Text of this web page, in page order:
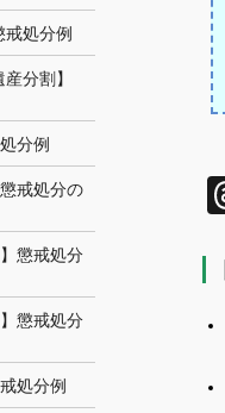
戒処分例
分割】
分例
戒処分の
懲戒処分
懲戒処分
処分例